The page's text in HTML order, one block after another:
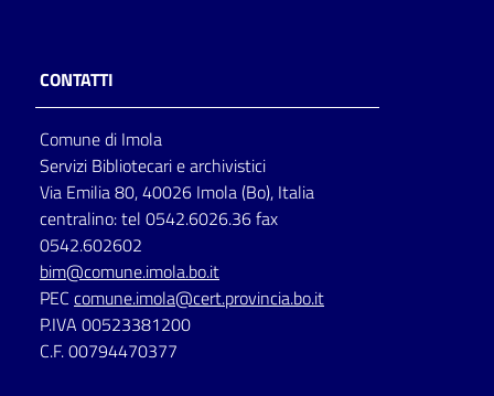
CONTATTI
Comune di Imola
Servizi Bibliotecari e archivistici
Via Emilia 80, 40026 Imola (Bo), Italia
centralino: tel 0542.6026.36 fax
0542.602602
bim@comune.imola.bo.it
PEC comune.imola@cert.provincia.bo.it
P.IVA 00523381200
C.F. 00794470377